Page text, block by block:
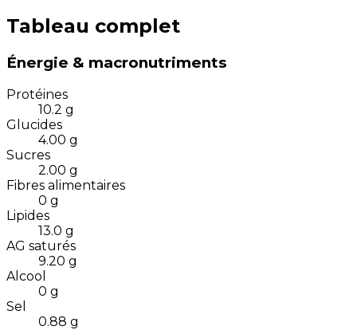
Tableau complet
Énergie & macronutriments
Protéines
10.2 g
Glucides
4.00 g
Sucres
2.00 g
Fibres alimentaires
0 g
Lipides
13.0 g
AG saturés
9.20 g
Alcool
0 g
Sel
0.88 g